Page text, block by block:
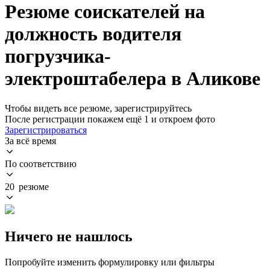
Резюме соискателей на
должность водителя
погрузчика-
электроштабелера в Аликове
Чтобы видеть все резюме, зарегистрируйтесь
После регистрации покажем ещё 1 и откроем фото
Зарегистрироваться
За всё время
По соответствию
20 резюме
Ничего не нашлось
Попробуйте изменить формулировку или фильтры